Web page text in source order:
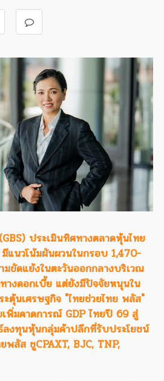
ประเมินทิศทางตลาดหุ้นไทย
แนวโน้มผันผวนในกรอบ 1,470-
ขัดแย้งในตะวันออกกลางบริเวณ
างดอกเบี้ย แต่ยังมีปัจจัยหนุนใน
ะตุ้นเศรษฐกิจ "ไทยช่วยไทย พลัส"
มคาดการณ์ GDP ไทยปี 69 สู่
ลงทุนหุ้นกลุ่มค้าปลีกที่รับประโยชน์
พลัส ชูCPAXT, BJC, TNP,